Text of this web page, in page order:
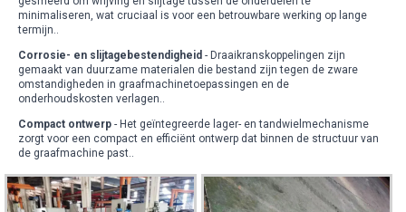
minimaliseren, wat cruciaal is voor een betrouwbare werking op lange
termijn..
Corrosie- en slijtagebestendigheid - Draaikranskoppelingen zijn
gemaakt van duurzame materialen die bestand zijn tegen de zware
omstandigheden in graafmachinetoepassingen en de
onderhoudskosten verlagen..
Compact ontwerp - Het geïntegreerde lager- en tandwielmechanisme
zorgt voor een compact en efficiënt ontwerp dat binnen de structuur van
de graafmachine past..